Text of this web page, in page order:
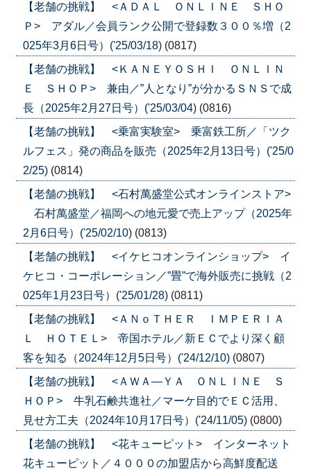
【老舗の挑戦】 <ＡＤＡＬ ＯＮＬＩＮＥ ＳＨＯ
Ｐ> アダル／会員ランク公開で登録数３００％増（2
025年3月6日号）('25/03/18) (0817)
【老舗の挑戦】 <ＫＡＮＥＹＯＳＨＩ ＯＮＬＩＮ
Ｅ ＳＨＯＰ> 兼由／”人となり”が分かるＳＮＳで成
長（2025年2月27日号）('25/03/04) (0816)
【老舗の挑戦】 <乗富実験室> 乗富鉄工所／「ツク
ルフェス」発の商品を販売（2025年2月13日号）('25/0
2/25) (0814)
【老舗の挑戦】 <石村萬盛堂公式オンラインストア>
石村萬盛堂／福岡への地元愛で売上アップ（2025年
2月6日号）('25/02/10) (0813)
【老舗の挑戦】 <イケヒコオンラインショップ> イ
ケヒコ・コーポレーション／”畳”で海外販売に挑戦（2
025年1月23日号）('25/01/28) (0811)
【老舗の挑戦】 <ＡＮｏＴＨＥＲ ＩＭＰＥＲＩＡ
Ｌ ＨＯＴＥＬ> 帝国ホテル／新ＥＣでより深く顧
客を知る（2024年12月5日号）('24/12/10) (0807)
【老舗の挑戦】 <ＡＷＡ―ＹＡ ＯＮＬＩＮＥ Ｓ
ＨＯＰ> 牛乳石鹸共進社／マーケ目的でＥＣ活用、
見せ方工夫（2024年10月17日号）('24/11/05) (0800)
【老舗の挑戦】 <花キューピット> インターネット
花キューピット／４０００の加盟店から高鮮度配送